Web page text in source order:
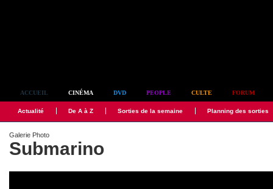
ACCUEIL CINÉMA DVD PEOPLE CULTE FORUM
Actualité De A à Z Sorties de la semaine Planning des sorties
Galerie Photo
Submarino